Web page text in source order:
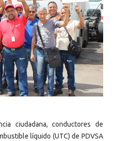
ciudadana, conductores de
líquido (UTC) de PDVSA